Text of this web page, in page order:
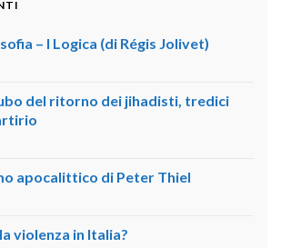
– I Logica (di Régis Jolivet)
del ritorno dei jihadisti, tredici
apocalittico di Peter Thiel
violenza in Italia?